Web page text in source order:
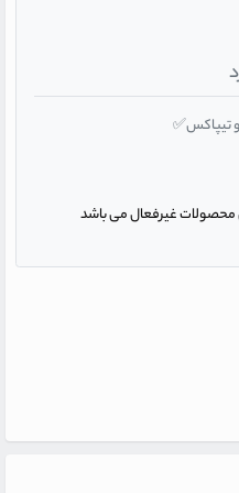
تیپاکس✅
غیرفعال می باشد